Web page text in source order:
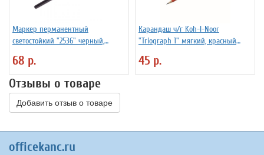
Маркер перманентный
светостойкий "2536" черный,
68 р.
Карандаш ч/г Koh-I-Noor
"Triograph 1" мягкий, красный
45 р.
Отзывы о товаре
Добавить отзыв о товаре
officekanc.ru